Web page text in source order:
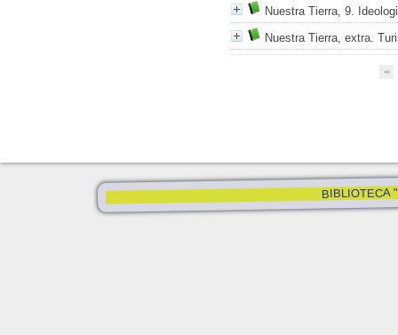
Nuestra Tierra, 9.
Nuestra Tierra, extra.
BIBLIOTECA